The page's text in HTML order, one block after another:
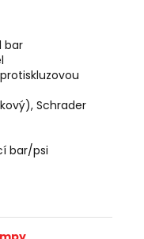
bar
Schrader
bar/psi